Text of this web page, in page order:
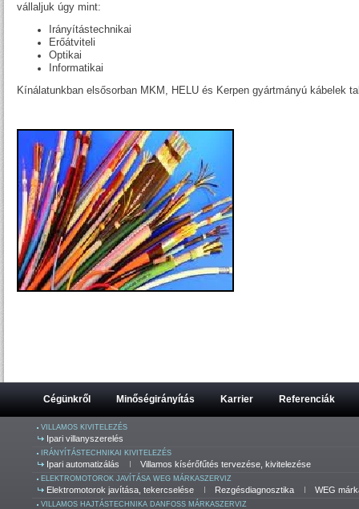
vállaljuk úgy mint:
Irányítástechnikai
Erőátviteli
Optikai
Informatikai
Kínálatunkban elsősorban MKM, HELU és Kerpen gyártmányú kábelek
Cégünkről Minőségirányítás Karrier Referenciák
VILLAMOS KIVITELEZÉS
Ipari villanyszerelés
IRÁNYÍTÁSTECHNIKAI KIVITELEZÉS
Ipari automatizálás Villamos kísérőfűtés tervezése, kivitelezése
ELEKTROMOTOROK JAVÍTÁSA WEG MÁRKASZERVIZ
Elektromotorok javítása, tekercselése Rezgésdiagnosztika WEG
VILLAMOS HAJTÁSTECHNIKA DANFOSS MÁRKASZERVIZ